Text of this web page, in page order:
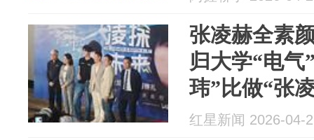
张凌赫全素
归大学“电气
玮”比做“张
红星新闻 2026-04-